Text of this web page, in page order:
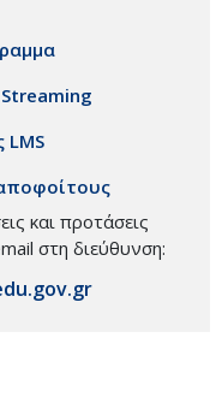
LMS
και προτάσεις
στη διεύθυνση: